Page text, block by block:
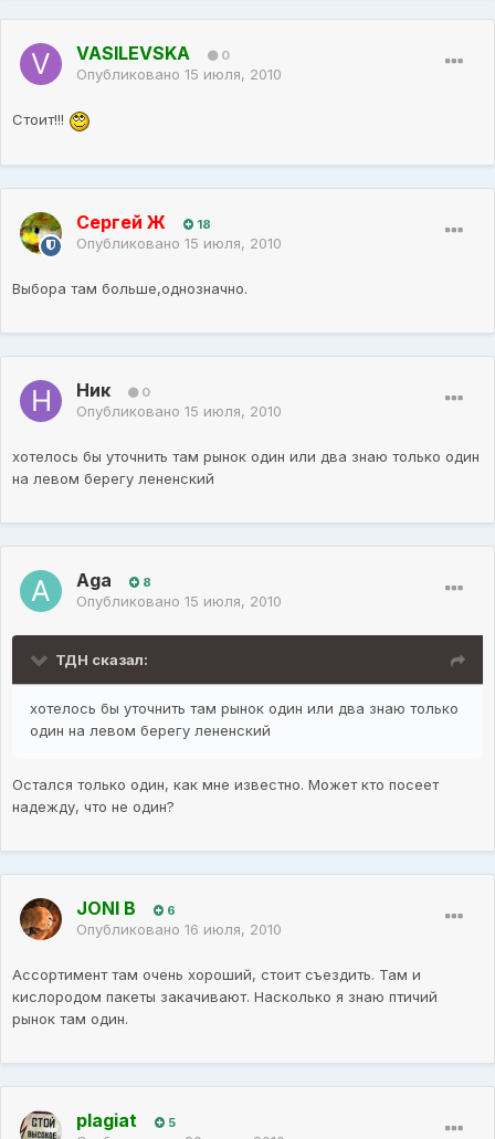
VASILEVSKA 0
Опубликовано 15 июля, 2010
Стоит!!!
Сергей Ж 18
Опубликовано 15 июля, 2010
Выбора там больше,однозначно.
Ник 0
Опубликовано 15 июля, 2010
хотелось бы уточнить там рынок один или два знаю только один
на левом берегу лененский
Aga 8
Опубликовано 15 июля, 2010
ТДН сказал:
хотелось бы уточнить там рынок один или два знаю только
один на левом берегу лененский
Остался только один, как мне известно. Может кто посеет
надежду, что не один?
JONI B 6
Опубликовано 16 июля, 2010
Ассортимент там очень хороший, стоит съездить. Там и
кислородом пакеты закачивают. Насколько я знаю птичий
рынок там один.
plagiat 5